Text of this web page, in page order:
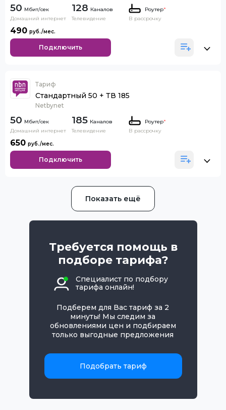
50
Домашний интернет
128 Каналов
Телевидение
Роутер*
В рассрочку
490
Подключить
Тариф
Стандартный 50 + ТВ 185
Netbynet
50
Домашний интернет
185 Каналов
Телевидение
Роутер*
В рассрочку
650
Подключить
Показать ещё
Требуется помощь в
подборе тарифа?
Специалист по подбору
тарифа онлайн!
Подберем для Вас тариф за 2
минуты! Мы следим за
обновлениями цен и подбираем
только выгодные предложения
Подобрать тариф